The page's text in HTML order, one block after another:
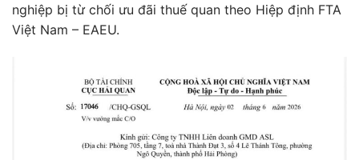
nghiệp bị từ chối ưu đãi thuế quan theo Hiệp định FTA
Việt Nam – EAEU.